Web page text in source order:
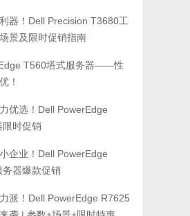
器！Dell Precision T3680工
景及限时促销指南
T560塔式服务器——性
！
优选！Dell PowerEdge
时促销
企业！Dell PowerEdge
器爆款促销
派！Dell PowerEdge R7625